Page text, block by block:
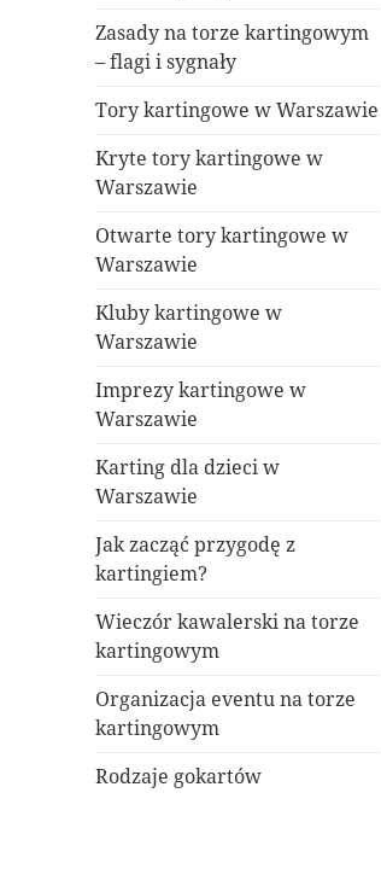
Zasady na torze kartingowym
– flagi i sygnały
Tory kartingowe w Warszawie
Kryte tory kartingowe w
Warszawie
Otwarte tory kartingowe w
Warszawie
Kluby kartingowe w
Warszawie
Imprezy kartingowe w
Warszawie
Karting dla dzieci w
Warszawie
Jak zacząć przygodę z
kartingiem?
Wieczór kawalerski na torze
kartingowym
Organizacja eventu na torze
kartingowym
Rodzaje gokartów